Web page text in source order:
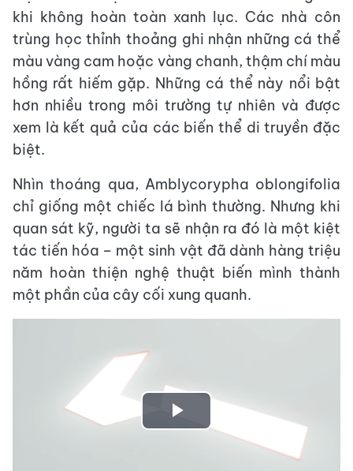
khi không hoàn toàn xanh lục. Các nhà côn
trùng học thỉnh thoảng ghi nhận những cá thể
màu vàng cam hoặc vàng chanh, thậm chí màu
hồng rất hiếm gặp. Những cá thể này nổi bật
hơn nhiều trong môi trường tự nhiên và được
xem là kết quả của các biến thể di truyền đặc
biệt.
Nhìn thoáng qua, Amblycorypha oblongifolia
chỉ giống một chiếc lá bình thường. Nhưng khi
quan sát kỹ, người ta sẽ nhận ra đó là một kiệt
tác tiến hóa – một sinh vật đã dành hàng triệu
năm hoàn thiện nghệ thuật biến mình thành
một phần của cây cối xung quanh.
Play